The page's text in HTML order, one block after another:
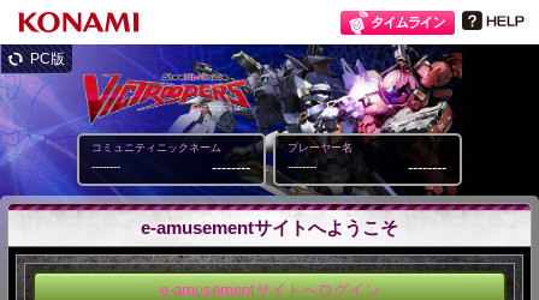
PC版
コミュニティニックネーム
-------- --------
プレーヤー名
-------- --------
e-amusementサイトへようこそ
e-amusementサイトへログイン